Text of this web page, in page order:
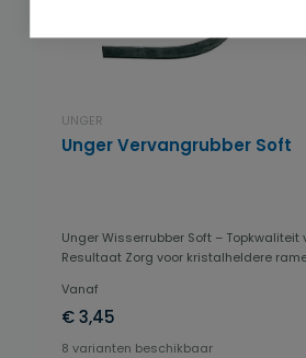
UNGER
Unger Vervangrubber Soft
Unger Wisserrubber Soft – Topkwaliteit
Resultaat Zorg voor kristalheldere
Vanaf
€ 3,45
8 varianten beschikbaar